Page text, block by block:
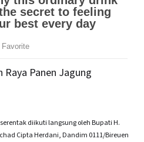
Raya Panen Jagung
diikuti langsung oleh Bupati H.
Cipta Herdani, Dandim 0111/Bireuen